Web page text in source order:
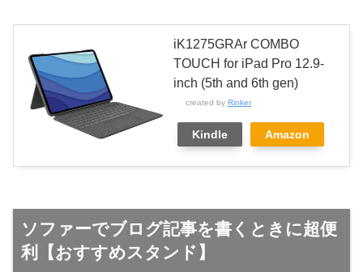
iK1275GRAr COMBO
TOUCH for iPad Pro 12.9-
inch (5th and 6th gen)
created by Rinker
Kindle Amazon
ソファーでブログ記事を書くときに超便
利【おすすめスタンド】